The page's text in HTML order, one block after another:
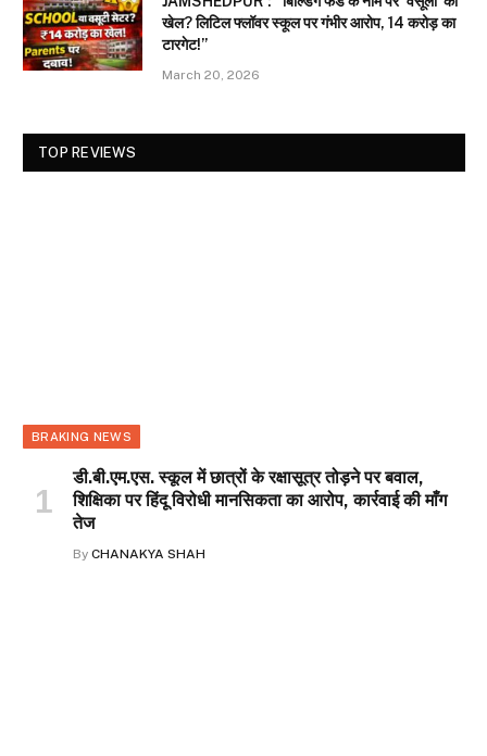
खेल? लिटिल फ्लॉवर स्कूल पर गंभीर आरोप, 14 करोड़ का
टारगेट!”
March 20, 2026
TOP REVIEWS
BRAKING NEWS
डी.बी.एम.एस. स्कूल में छात्रों के रक्षासूत्र तोड़ने पर बवाल,
शिक्षिका पर हिंदू विरोधी मानसिकता का आरोप, कार्रवाई की माँग
तेज
By CHANAKYA SHAH